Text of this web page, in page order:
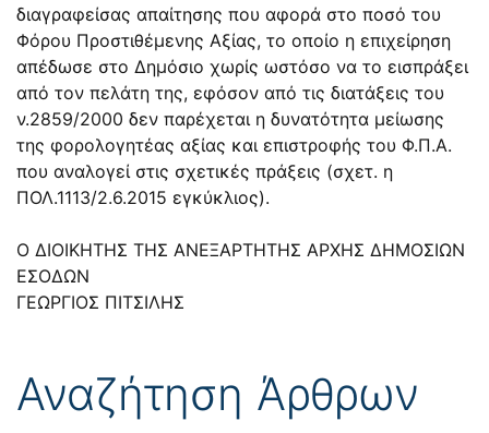
διαγραφείσας απαίτησης που αφορά στο ποσό του
Φόρου Προστιθέμενης Αξίας, το οποίο η επιχείρηση
απέδωσε στο Δημόσιο χωρίς ωστόσο να το εισπράξει
από τον πελάτη της, εφόσον από τις διατάξεις του
ν.2859/2000 δεν παρέχεται η δυνατότητα μείωσης
της φορολογητέας αξίας και επιστροφής του Φ.Π.Α.
που αναλογεί στις σχετικές πράξεις (σχετ. η
ΠΟΛ.1113/2.6.2015 εγκύκλιος).
Ο ΔΙΟΙΚΗΤΗΣ ΤΗΣ ΑΝΕΞΑΡΤΗΤΗΣ ΑΡΧΗΣ ΔΗΜΟΣΙΩΝ
ΕΣΟΔΩΝ
ΓΕΩΡΓΙΟΣ ΠΙΤΣΙΛΗΣ
Αναζήτηση Άρθρων